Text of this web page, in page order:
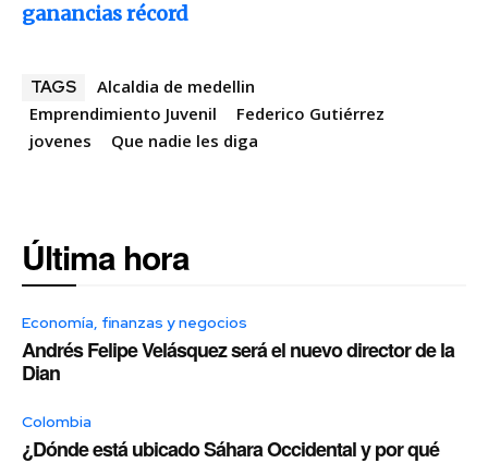
ganancias récord
TAGS
Alcaldia de medellin
Emprendimiento Juvenil
Federico Gutiérrez
jovenes
Que nadie les diga
Última hora
Economía, finanzas y negocios
Andrés Felipe Velásquez será el nuevo director de la
Dian
Colombia
¿Dónde está ubicado Sáhara Occidental y por qué